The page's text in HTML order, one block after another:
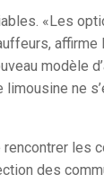
«Les
affirme
modèle
ne
rencontrer les
des